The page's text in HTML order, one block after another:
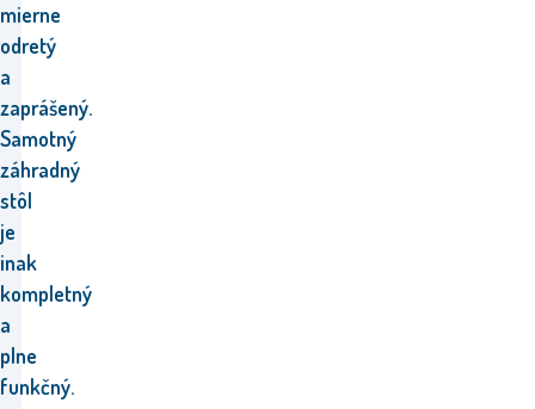
mierne
odretý
a
zaprášený.
Samotný
záhradný
stôl
je
inak
kompletný
a
plne
funkčný.